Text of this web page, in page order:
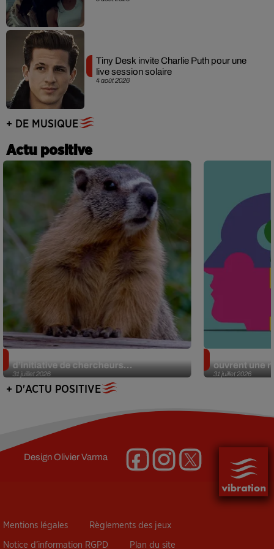
4 août 2026
Tiny Desk invite Charlie Puth pour une
live session solaire
+ DE MUSIQUE
Actu positive
31 juillet 2026
d’initiative de chercheurs...
31 juillet 2026
ouvrent une
+ D'ACTU POSITIVE
DesignOlivier Varma
Mentions légales Règlements des jeux
Notice d’information RGPD Plan du site